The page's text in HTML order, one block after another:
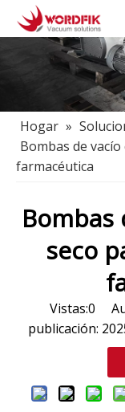
Hogar »
Bombas de
farmacéutica
seco
Vistas:0
publicación: